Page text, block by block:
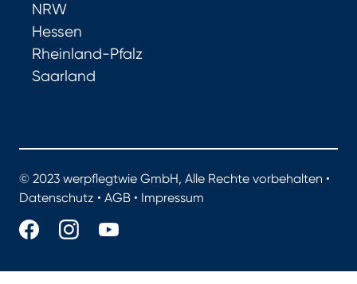
NRW
Hessen
Rheinland-Pfalz
Saarland
© 2023 werpflegtwie GmbH, Alle Rechte vorbehalten •
Datenschutz • AGB • Impressum